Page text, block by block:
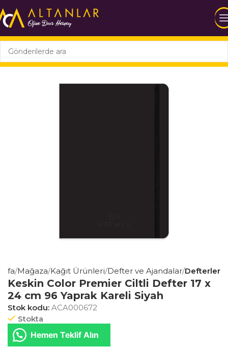
Mağaza Kağıt Ürünleri Defter ve Ajandalar Defterler
Keskin Color Premier Ciltli Defter 17 x
24 cm 96 Yaprak Kareli Siyah
Stok kodu: ACA000672
Stokta
Hemen Teklif Alın